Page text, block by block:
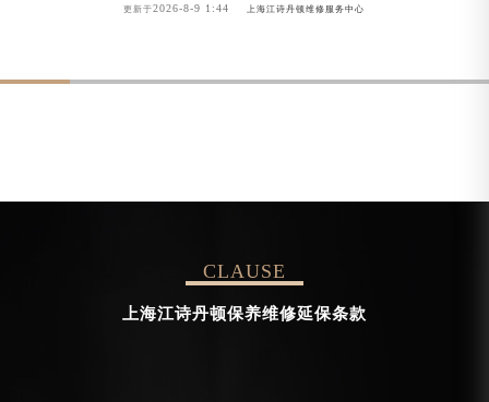
更新于2026-8-9 1:44 上海江诗丹顿维修服务中心
CLAUSE
上海江诗丹顿保养维修延保条款